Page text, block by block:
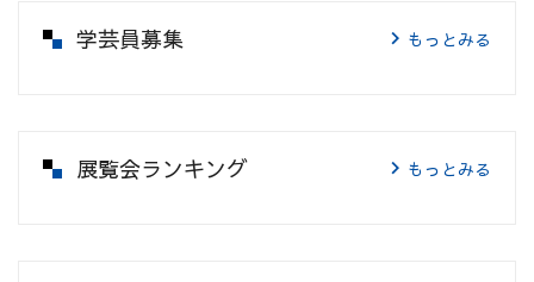
学芸員募集 もっとみる
展覧会ランキング もっとみる